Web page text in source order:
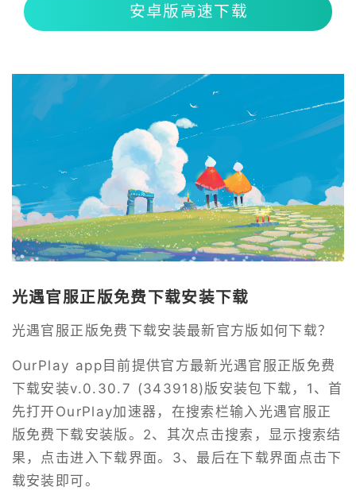
安卓版高速下载
光遇官服正版免费下载安装下载
光遇官服正版免费下载安装最新官方版如何下载？
OurPlay app目前提供官方最新光遇官服正版免费
下载安装v.0.30.7 (343918)版安装包下载，1、首
先打开OurPlay加速器，在搜索栏输入光遇官服正
版免费下载安装版。2、其次点击搜索，显示搜索结
果，点击进入下载界面。3、最后在下载界面点击下
载安装即可。